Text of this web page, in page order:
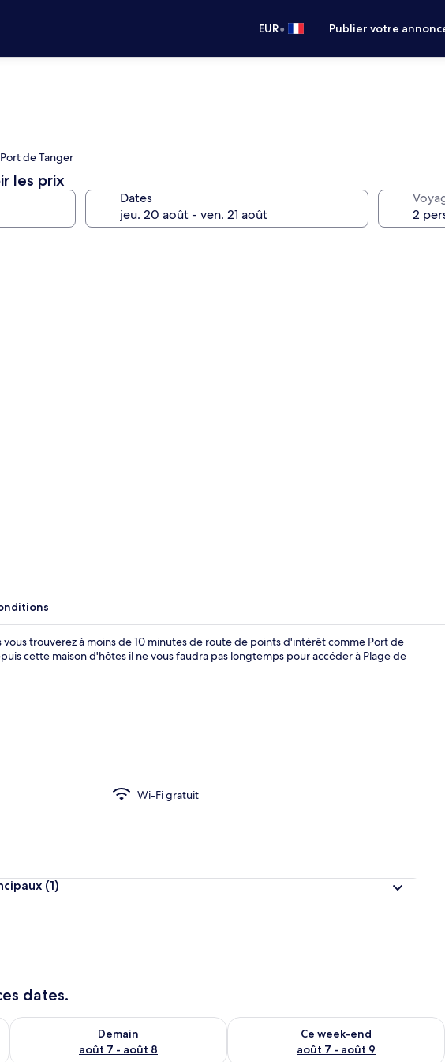
EUR• Publier votre
de Tanger
les prix
Dates
vous trouverez à moins de 10 minutes de route de points d'intérêt comme Port de
cette maison d'hôtes il ne vous faudra pas longtemps pour accéder à Plage de
Wi-Fi gratuit
(1)
dates.
6 - août 7
Demain
août 7 - août 8
Vérifier la disponibilité pour demain août 7 - août 8
Ce week-end
août 7 - août 9
Vérifier la disponibilité pour ce week-